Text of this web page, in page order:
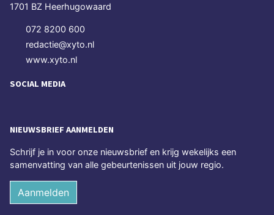
1701 BZ Heerhugowaard
072 8200 600
redactie@xyto.nl
www.xyto.nl
SOCIAL MEDIA
NIEUWSBRIEF AANMELDEN
Schrijf je in voor onze nieuwsbrief en krijg wekelijks een
samenvatting van alle gebeurtenissen uit jouw regio.
Aanmelden